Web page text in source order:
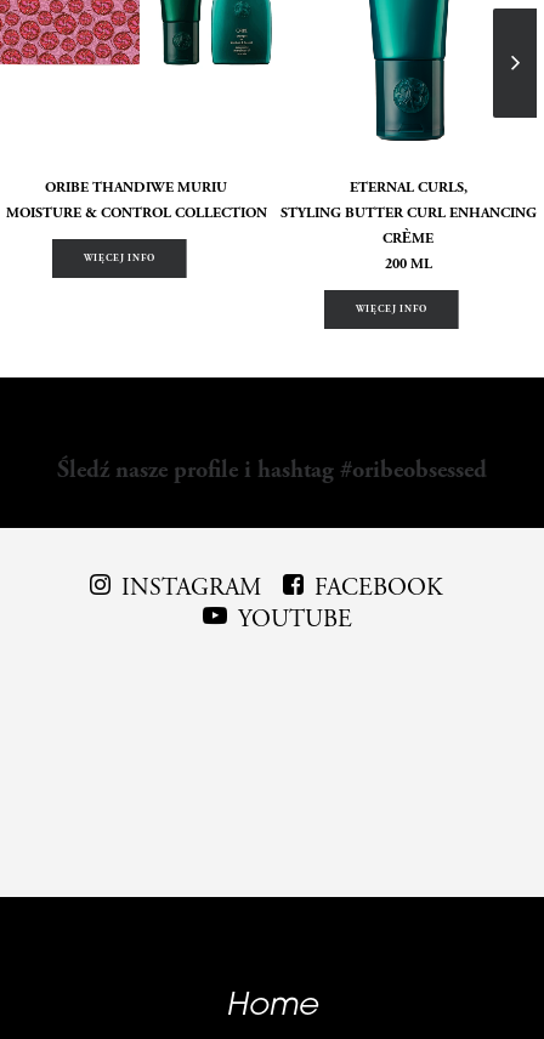
ORIBE THANDIWE MURIU
MOISTURE & CONTROL COLLECTION
WIĘCEJ INFO
ETERNAL CURLS,
STYLING BUTTER CURL ENHANCING
CRÈME
200 ML
WIĘCEJ INFO
Śledź nasze profile i hashtag #oribeobsessed
INSTAGRAM
FACEBOOK
YOUTUBE
Home